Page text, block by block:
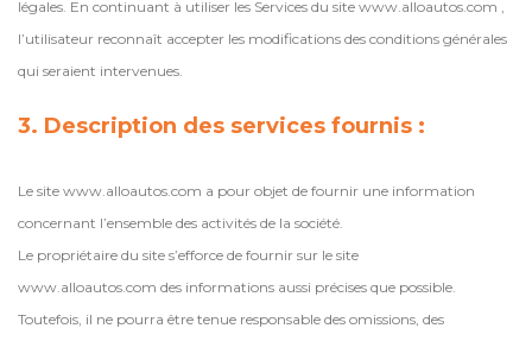
légales. En continuant à utiliser les Services du site www.alloautos.com ,
l’utilisateur reconnaît accepter les modifications des conditions générales
qui seraient intervenues.
3. Description des services fournis :
Le site www.alloautos.com a pour objet de fournir une information
concernant l’ensemble des activités de la société.
Le propriétaire du site s’efforce de fournir sur le site
www.alloautos.com des informations aussi précises que possible.
Toutefois, il ne pourra être tenue responsable des omissions, des